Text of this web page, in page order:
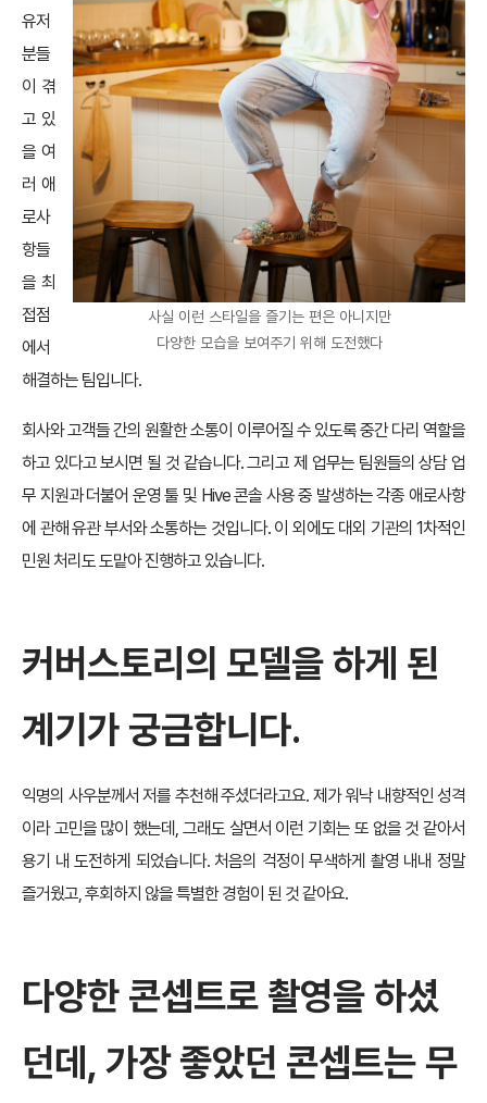
사실 이런 스타일을 즐기는 편은 아니지만
다양한 모습을 보여주기 위해 도전했다
유저
분들
이 겪
고 있
을 여
러 애
로사
항들
을 최
접점
에서
해결하는 팀입니다.
회사와 고객들 간의 원활한 소통이 이루어질 수 있도록 중간 다리 역할을
하고 있다고 보시면 될 것 같습니다. 그리고 제 업무는 팀원들의 상담 업
무 지원과 더불어 운영 툴 및 Hive 콘솔 사용 중 발생하는 각종 애로사항
에 관해 유관 부서와 소통하는 것입니다. 이 외에도 대외 기관의 1차적인
민원 처리도 도맡아 진행하고 있습니다.
커버스토리의 모델을 하게 된
계기가 궁금합니다.
익명의 사우분께서 저를 추천해 주셨더라고요. 제가 워낙 내향적인 성격
이라 고민을 많이 했는데, 그래도 살면서 이런 기회는 또 없을 것 같아서
용기 내 도전하게 되었습니다. 처음의 걱정이 무색하게 촬영 내내 정말
즐거웠고, 후회하지 않을 특별한 경험이 된 것 같아요.
다양한 콘셉트로 촬영을 하셨
던데, 가장 좋았던 콘셉트는 무